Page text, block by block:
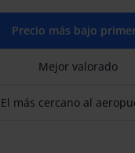
Precio más bajo
Mejor valorado
El más cercano al